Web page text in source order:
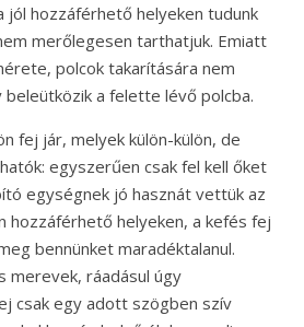
jól hozzáférhető helyeken tudunk
merőlegesen tarthatjuk. Emiatt
polcok takarítására nem
a felette lévő polcba.
fej jár, melyek külön-külön, de
egyszerűen csak fel kell őket
egységnek jó hasznát vettük az
hozzáférhető helyeken, a kefés fej
bennünket maradéktalanul.
merevek, ráadásul úgy
csak egy adott szögben szív